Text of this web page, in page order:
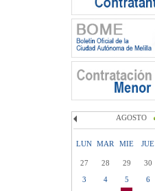
AGOSTO
LUN MAR MIE JUE
27 28 29 30
3
4 5 6